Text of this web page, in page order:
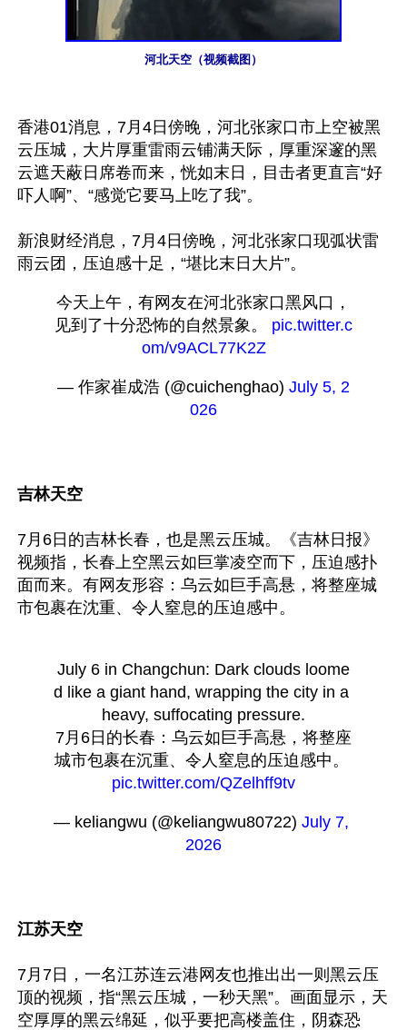
河北天空（视频截图）
香港01消息，7月4日傍晚，河北张家口市上空被黑
云压城，大片厚重雷雨云铺满天际，厚重深邃的黑
云遮天蔽日席卷而来，恍如末日，目击者更直言“好
吓人啊”、“感觉它要马上吃了我”。
新浪财经消息，7月4日傍晚，河北张家口现弧状雷
今天上午，有网友在河北张家口黑风口，
见到了十分恐怖的自然景象。 pic.twitter.c
om/v9ACL77K2Z
— 作家崔成浩 (@cuichenghao) July 5, 2
026
吉林天空
7月6日的吉林长春，也是黑云压城。《吉林日报》
视频指，长春上空黑云如巨掌凌空而下，压迫感扑
面而来。有网友形容：乌云如巨手高悬，将整座城
市包裹在沈重、令人窒息的压迫感中。
July 6 in Changchun: Dark clouds loome
d like a giant hand, wrapping the city in a
heavy, suffocating pressure.
7月6日的长春：乌云如巨手高悬，将整座
pic.twitter.com/QZelhff9tv
— keliangwu (@keliangwu80722) July 7,
2026
江苏天空
7月7日，一名江苏连云港网友也推出出一则黑云压
顶的视频，指“黑云压城，一秒天黑”。画面显示，天
空厚厚的黑云绵延，似乎要把高楼盖住，阴森恐